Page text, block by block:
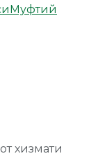
Муфтий
хизмати